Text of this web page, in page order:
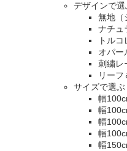
デザインで選
無地（
ナチュ
トル
オパー
刺繍レ
リー
サイズで選ぶ
幅
幅
幅
幅
幅